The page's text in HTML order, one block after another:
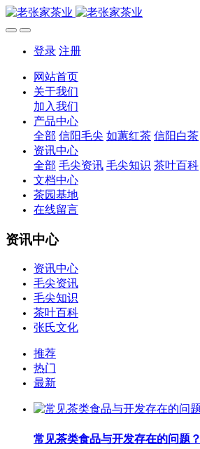
登录 注册
网站首页
关于我们
加入我们
产品中心
全部 信阳毛尖 如蕙红茶 信阳白茶
资讯中心
全部 毛尖资讯 毛尖知识 茶叶百科
文档中心
茶园基地
在线留言
资讯中心
资讯中心
毛尖资讯
毛尖知识
茶叶百科
张氏文化
推荐
热门
最新
常见茶类食品与开发存在的问题？